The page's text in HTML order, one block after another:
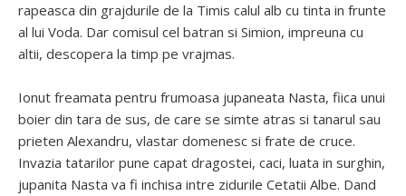
rapeasca din grajdurile de la Timis calul alb cu tinta in frunte
al lui Voda. Dar comisul cel batran si Simion, impreuna cu
altii, descopera la timp pe vrajmas.
Ionut freamata pentru frumoasa jupaneata Nasta, fiica unui
boier din tara de sus, de care se simte atras si tanarul sau
prieten Alexandru, vlastar domenesc si frate de cruce.
Invazia tatarilor pune capat dragostei, caci, luata in surghin,
jupanita Nasta va fi inchisa intre zidurile Cetatii Albe. Dand